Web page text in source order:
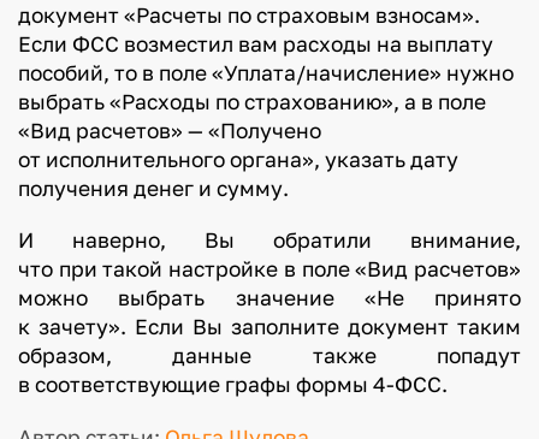
документ «Расчеты по страховым взносам».
Если ФСС возместил вам расходы на выплату
пособий, то в поле «Уплата/начисление» нужно
выбрать «Расходы по страхованию», а в поле
«Вид расчетов» — «Получено
от исполнительного органа», указать дату
получения денег и сумму.
И наверно, Вы обратили внимание,
что при такой настройке в поле «Вид расчетов»
можно выбрать значение «Не принято
к зачету». Если Вы заполните документ таким
образом, данные также попадут
в соответствующие графы формы 4-ФСС.